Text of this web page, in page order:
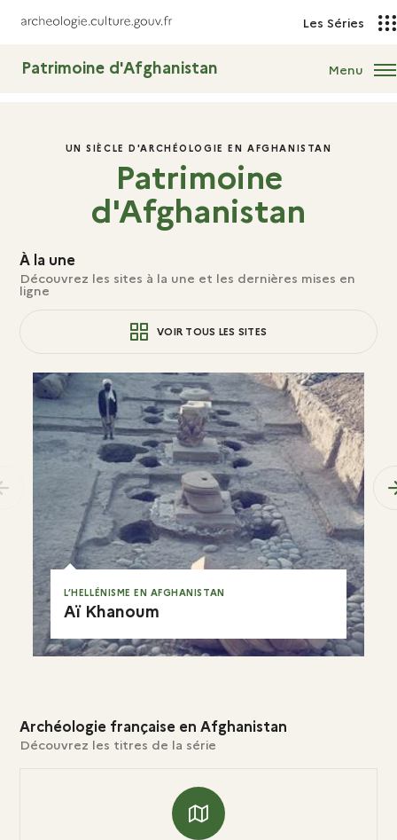
Les Séries
Patrimoine d'Afghanistan Menu
UN SIÈCLE D'ARCHÉOLOGIE EN AFGHANISTAN
Patrimoine
d'Afghanistan
À la une
Découvrez les sites à la une et les dernières mises en
ligne
VOIR TOUS LES SITES
previous
Aï Khanoum
L’HELLÉNISME EN AFGHANISTAN
EN RÉSUMÉ
Archéologie française en Afghanistan
Découvrez les titres de la série